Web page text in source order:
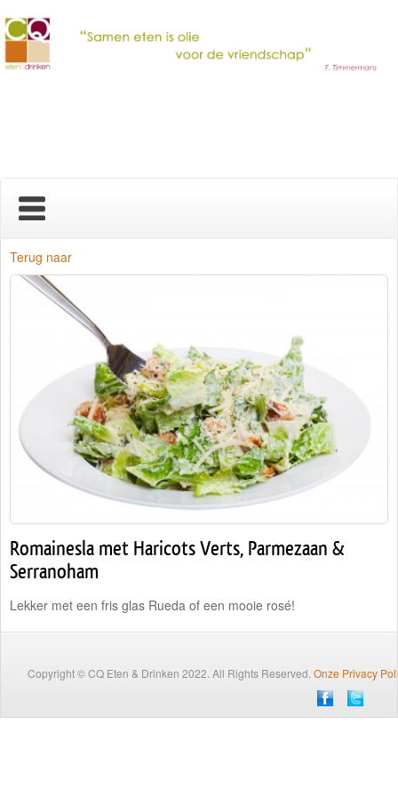
Home
Nieuws
Wijn
Nieuwsbrief
Terug naar
Romainesla met Haricots Verts, Parmezaan &
Serranoham
Lekker met een fris glas Rueda of een mooie rosé!
Copyright © CQ Eten & Drinken 2022. All Rights Reserved. Onze Privacy